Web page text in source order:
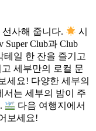
사해 줍니다.
시
Club과 Club
테일 한 잔을 즐기고
세부만의 로컬 문
세요! 다양한 세부의
서는 세부의 밤이 주
다음 여행지에서
보세요!